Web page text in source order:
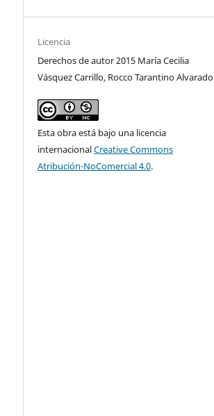
Licencia
Derechos de autor 2015 María Cecilia
Vásquez Carrillo, Rocco Tarantino Alvarado
Esta obra está bajo una licencia
internacionalCreative Commons
Atribución-NoComercial 4.0.